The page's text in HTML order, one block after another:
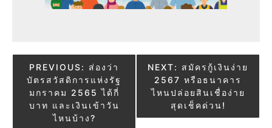
Post
navigation
PREVIOUS: ส่องว่า
บัตรสวัสดิการแห่งรัฐ
มกราคม 2565 ได้กี่
บาท และเงินเข้าวัน
ไหนบ้าง?
NEXT: สมัครกู้เงินง่าย
2567 หรือธนาคาร
ไหนปล่อยสินเชื่อง่าย
สุดเช็คด่วน!